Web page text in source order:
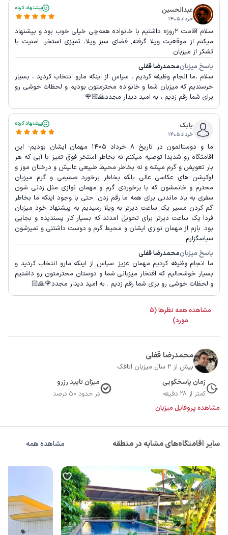
عبدالحسین
خرداد ۱۴۰۵
پیشنهاد کرده
سلام اقامت ۲روزه داشتیم با خانواده همه‌چی خیلی خوب بود و پیشنهاد
میکنم از موقعیت ویلا گرفته, فضای سبز ویلا، تمیزی استخر، امنیت با
تشکر از میزبان
پاسخ میزبانمحمدرضا قفلی
سلام ،ما انجام وظیفه کردیم ، سپاس از اینکه مارو انتخاب کردید ، بسیار
خرسندیم که میزبان شما و خانواده محترمتون بودیم و لحظات خوشی رو
برای شما رقم زدیم ، به امید دیدار مجدد🙏🏻🌹
بابک
خرداد ۱۴۰۵
پیشنهاد کرده
ما و دوستانمون در تاریخ 8 خرداد 1405 مهمان ایشان بودیم- این
اقامتگاه رو شدیدا توصیه میکنم نه بخاطر استخر فوق تمیز با آبی که هر
بار تعویض و گرم میشه و نه بخاطر محیط طبیعی عالیش و درختان موز و
لوکیشن های عکاسی عالی بلکه بخاطر برخورد صمیمی و گرم میزبان
محترم و خانمشون که با برخوردی گرم و مهمان نوازی مثل زدنی شون
سفری به یاد ماندنی برای همه ما رقم زدن. حتی با وجود اینکه ما بخاطر
گم کردن مسیر یک ساعت دیرتر به ویلا رسیدیم به پیشنهاد خود میزبان
فردا یک ساعت دیرتر برای تحویل امدند که بسیار کار پسندیده و بجایی
بود. بازم از مهمان نوازی ایشان و محیط گرم و دوست داشتنی و تمیزشون
سپاسگزارم
پاسخ میزبانمحمدرضا قفلی
ما انجام وظیفه کردیم مهمان عزیز .سپاس از اینکه مارو انتخاب کردید و
بسیار خوشحالیم که افتخار میزبانی شما و دوستان محترمتون رو داشتیم
و لحظات خوشی رو برای شما رقم زدیم . به امید دیدار مجدد🌹🙏🏻
مشاهده همه نظرها (5
مورد)
محمدرضا قفلی
بیش از 2 سال میزبان اتاقک
زمان پاسخگویی
کمتر از 28 دقیقه
میزان تایید رزرو
در حدود 50 درصد
مشاهده پروفایل میزبان
سایر اقامتگاه‌های مشابه در منطقه مشاهده همه